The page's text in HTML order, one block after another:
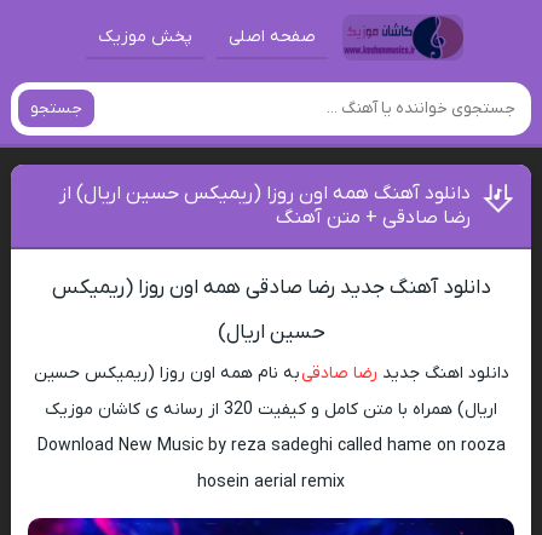
صفحه اصلی پخش موزیک
جستجو
دانلود آهنگ همه اون روزا (ریمیکس حسین اریال) از
رضا صادقی + متن آهنگ
دانلود آهنگ جدید رضا صادقی همه اون روزا (ریمیکس
حسین اریال)
دانلود اهنگ جدید رضا صادقیبه نام همه اون روزا (ریمیکس حسین
اریال) همراه با متن کامل و کیفیت 320 از رسانه ی کاشان موزیک
Download New Music by reza sadeghi called hame on rooza
hosein aerial remix